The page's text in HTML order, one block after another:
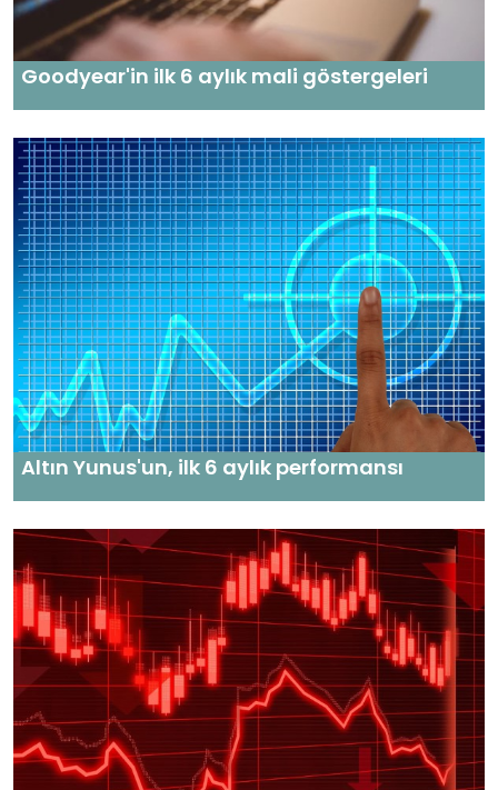
Goodyear'in ilk 6 aylık mali göstergeleri
Altın Yunus'un, ilk 6 aylık performansı